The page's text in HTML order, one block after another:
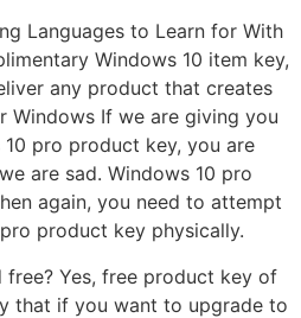
Languages to Learn for With
Windows 10 item key,
any product that creates
Windows If we are giving you
pro product key, you are
are sad. Windows 10 pro
again, you need to attempt
product key physically.
Yes, free product key of
that if you want to upgrade to